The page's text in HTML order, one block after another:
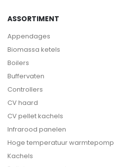
ASSORTIMENT
Appendages
Biomassa ketels
Boilers
Buffervaten
Controllers
CV haard
CV pellet kachels
Infrarood panelen
Hoge temperatuur warmtepomp
Kachels